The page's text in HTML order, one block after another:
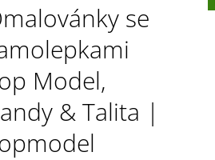
se
Model,
& Talita |
- ČESKÁ HÁDACÍ HRA SE 4
A KARTAMI | DVA TÁTOVÉ
Kč